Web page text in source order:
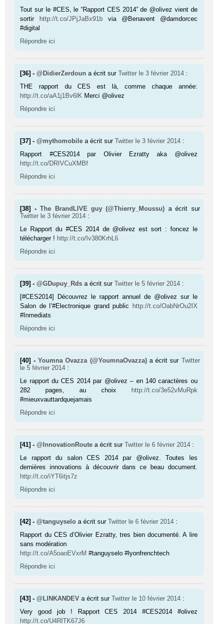
Tout sur le #CES, le “Rapport CES 2014” de @olivez vient de
sortir http://t.co/JPjJaBx91b via @Benavent @damdorcec
#digital
Répondre ici
[36] -@DidierZerdoun a écrit surTwitter le 3 février 2014 :
THE rapport du CES est là, comme chaque année:
http://t.co/aA1j1Bv6lK Merci @olivez
Répondre ici
[37] -@mythomobile a écrit surTwitter le 3 février 2014 :
Rapport #CES2014 par Olivier Ezratty aka @olivez
http://t.co/DRIVCuXMBf
Répondre ici
[38] -The BrandLIVE guy (@Thierry_Moussu) a écrit sur
Twitter le 3 février 2014 :
Le Rapport du #CES 2014 de @olivez est sort : foncez le
télécharger ! http://t.co/Iv380KrhL6
Répondre ici
[39] -@GDupuy_Rds a écrit surTwitter le 5 février 2014 :
[#CES2014] Découvrez le rapport annuel de @olivez sur le
Salon de l’#Electronique grand public http://t.co/OabNrOu2IX
#Inmediats
Répondre ici
[40] - Youmna Ovazza (@YoumnaOvazza) a écrit sur Twitter
le 5 février 2014 :
Le rapport du CES 2014 par @olivez – en 140 caractères ou
282 pages, au choix http://t.co/3e52vMuRpk
#mieuxvauttardquejamais
Répondre ici
[41] -@InnovationRoute a écrit surTwitter le 6 février 2014 :
Le rapport du salon CES 2014 par @olivez. Toutes les
dernières innovations à découvrir dans ce beau document.
http://t.co/iYT6itjs7z
Répondre ici
[42] -@tanguyselo a écrit surTwitter le 6 février 2014 :
Rapport du CES d’Olivier Ezratty, tres bien documenté. A lire
sans modération
http://t.co/A5oaoEVxrM #tanguyselo #lyonfrenchtech
Répondre ici
[43] -@LINKANDEV a écrit surTwitter le 10 février 2014 :
Very good job ! Rapport CES 2014 #CES2014 #olivez
http://t.co/U4RlTK67J6